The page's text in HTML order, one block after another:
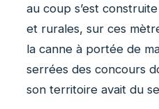
au coup s’est
et rurales, sur ces
la canne à portée de
serrées des concours
son territoire avait du